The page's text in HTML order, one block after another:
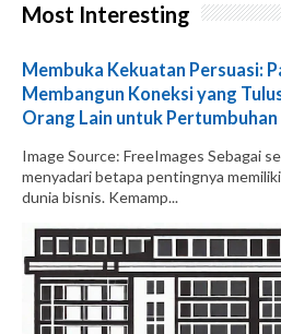
Most Interesting
Membuka Kekuatan Persuasi:
Membangun Koneksi yang
Orang Lain untuk Pertumbuhan
Image Source: FreeImages‍ Sebagai
menyadari betapa pentingnya
dunia bisnis. Kemamp...